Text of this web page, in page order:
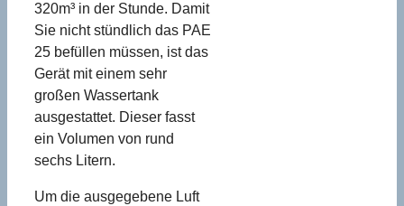
320m³ in der Stunde. Damit
Sie nicht stündlich das PAE
25 befüllen müssen, ist das
Gerät mit einem sehr
großen Wassertank
ausgestattet. Dieser fasst
ein Volumen von rund
sechs Litern.
Um die ausgegebene Luft